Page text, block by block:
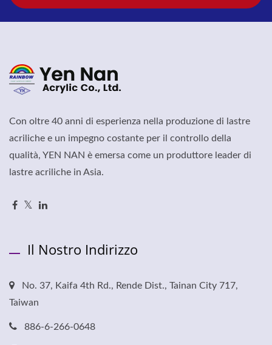
Con oltre 40 anni di esperienza nella produzione di lastre
acriliche e un impegno costante per il controllo della
qualità, YEN NAN è emersa come un produttore leader di
lastre acriliche in Asia.
Il Nostro Indirizzo
No. 37, Kaifa 4th Rd., Rende Dist., Tainan City 717,
Taiwan
886-6-266-0648